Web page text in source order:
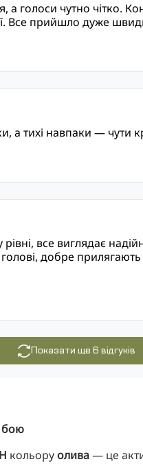
а голоси чутно чітко.
Все прийшло дуже
а тихі навпаки —
все виглядає
добре прилягають
Показати ще 6 відгуків
бою
кольоруолива— це